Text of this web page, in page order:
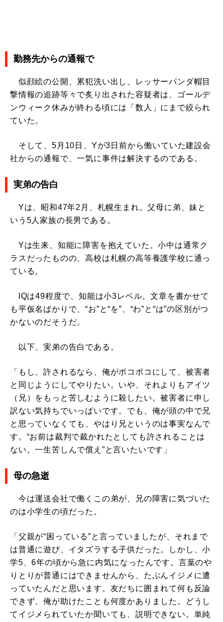
勤務先からの通報で
似顔絵の公開、累犯洗い出し、レッサーパンダ帽目
撃情報の追跡等々で炙り出された容疑者は、ゴールデ
ンウィーク休みが終わる頃には「数人」にまで絞られ
ていた。
そして、5月10日、Yが3日前から働いていた建設会
社からの通報で、一気に事件は解決するのである。
実弟の告白
Yは、昭和47年2月、札幌生まれ。父母に弟、妹と
いう5人家族の長男である。
Yは生来、知能に障害を抱えていた。小中は通常ク
ラスだったものの、高校は札幌の高等養護学校に通っ
ている。
IQは49程度で、知能は小3レベル。文章を書かせて
も平仮名ばかりで、“お”と“を”、“わ”と“は”の区別がつ
かないのだそうだ。
以下、実弟の告白である。
「もし、許されるなら、俺がボコボコにして、被害者
と同じようにしてやりたい。いや、それよりもアイツ
（兄）をもっと苦しむように殺したい。被害者に申し
訳ない気持ちでいっぱいです。でも、俺が頭の中で兄
と思っていなくても、やはり兄というのは事実なんで
す。“お前は裁判で裁かれたとしても許されることは
ない。一生苦しんで償え”と言いたいです」
母の急逝
今は運送会社で働くこの弟が、兄の障害に気づいた
のは小学生の頃だった。
「父親が“困っている”と言っていましたが、それまで
は普通に遊び、イタズラする子供だった。しかし、小
学5、6年の頃から急に内気になったんです。言葉のや
りとりが普通にはできませんから、たぶんイジメに遭
っていたんだと思います。友だちに囲まれて何も反論
できず、俺が助けたことも何度かありました。どうし
てイジメられていたか聞いても、説明できない。単純